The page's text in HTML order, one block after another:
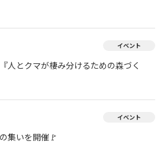
イベント
人とクマが棲み分けるための森づく
イベント
集いを開催🚩